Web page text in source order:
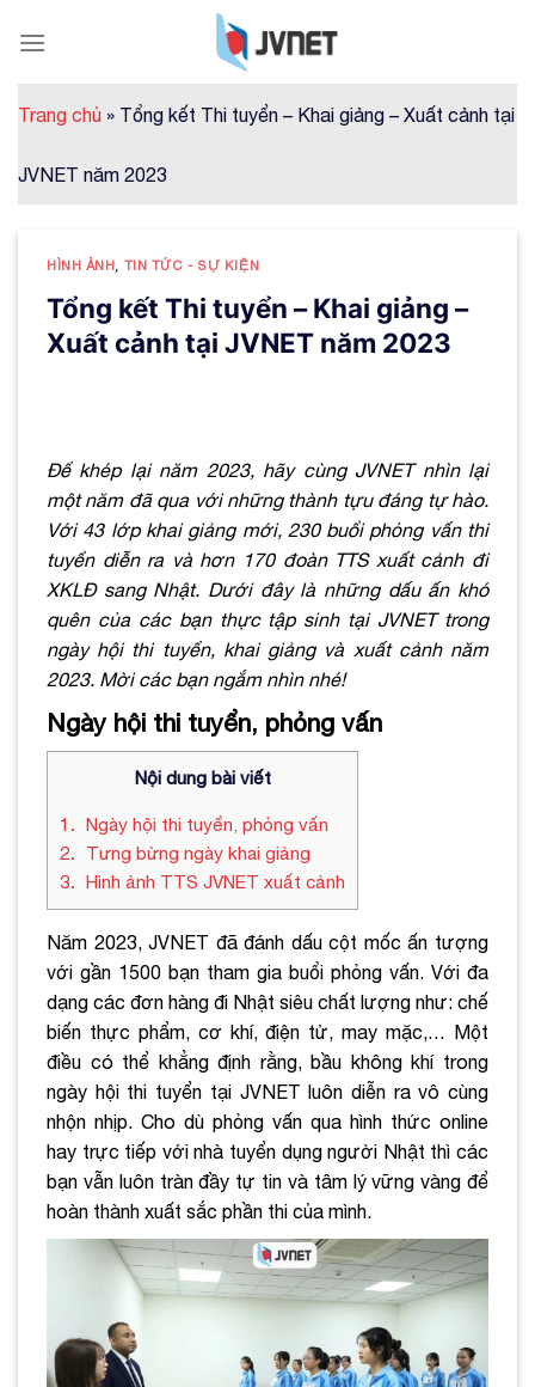
Trang chủ » Tổng kết Thi tuyển – Khai giảng – Xuất cảnh tại
JVNET năm 2023
HÌNH ẢNH TIN TỨC - SỰ KIỆN
Tổng kết Thi tuyển – Khai giảng –
Xuất cảnh tại JVNET năm 2023
Để khép lại năm 2023, hãy cùng JVNET nhìn lại
một năm đã qua với những thành tựu đáng tự hào.
Với43 lớp khai giảng mới, 230 buổi phỏng vấn thi
tuyển diễn ra và hơn 170 đoàn TTS xuất cảnh đi
XKLĐ sang Nhật. Dưới đây là những dấu ấn khó
quên của các bạn thực tập sinh tại JVNET trong
ngày hội thi tuyển, khai giảng và xuất cảnh năm
2023. Mời các bạn ngắm nhìn nhé!
Ngày hội thi tuyển, phỏng vấn
Nội dung bài viết
1
Ngày hội thi tuyển, phỏng vấn
2
Tưng bừng ngày khai giảng
3
Hình ảnh TTS JVNET xuất cảnh
Năm 2023, JVNET đã đánh dấu cột mốc ấn tượng
với gần 1500 bạn tham gia buổi phỏng vấn. Với đa
dạng các đơn hàng đi Nhật siêu chất lượng như: chế
biến thực phẩm, cơ khí, điện tử, may mặc,… Một
điều có thể khẳng định rằng, bầu không khí trong
ngày hội thi tuyển tại JVNET luôn diễn ra vô cùng
nhộn nhịp. Cho dù phỏng vấn qua hình thức online
hay trực tiếp với nhà tuyển dụng người Nhật thì các
bạn vẫn luôntràn đầy tự tin và tâm lý vững vàng để
hoàn thành xuất sắc phần thi của mình.